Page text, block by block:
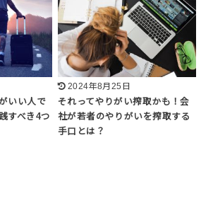
いい人で
すべき4つ
2024年8月25日
それってやりがい搾取かも！会
社が若者のやりがいを搾取する
手口とは？